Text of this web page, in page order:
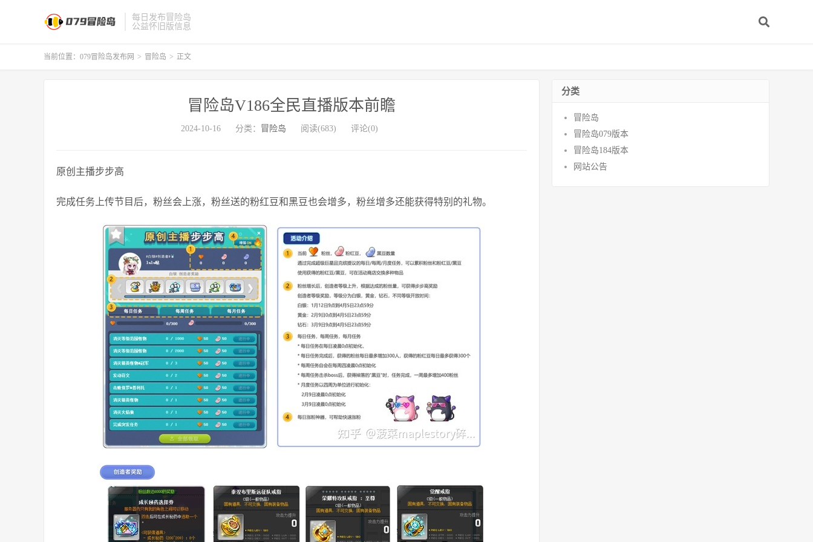
每日发布冒险岛
公益怀旧版信息
当前位置： 079冒险岛发布网 > 冒险岛 > 正文
冒险岛V186全民直播版本前瞻
2024-10-16 分类： 冒险岛 阅读(683) 评论(0)
原创主播步步高
完成任务上传节目后，粉丝会上涨，粉丝送的粉红豆和黑豆也会增多，粉丝增多还能获得特别的礼物。
分类
冒险岛
冒险岛079版本
冒险岛184版本
网站公告